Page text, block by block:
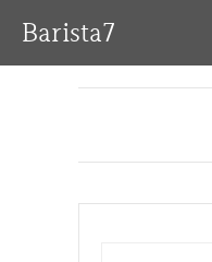
Barista7